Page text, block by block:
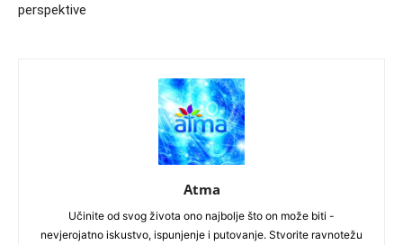
perspektive
Atma
Učinite od svog života ono najbolje što on može biti -
nevjerojatno iskustvo, ispunjenje i putovanje. Stvorite ravnotežu